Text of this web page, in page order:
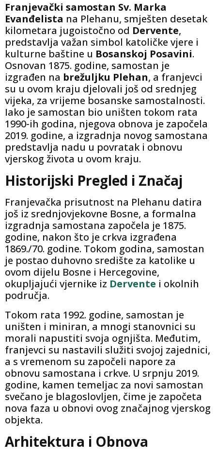
Franjevački samostan Sv. Marka
Evanđelista na Plehanu, smješten desetak
kilometara jugoistočno od Dervente,
predstavlja važan simbol katoličke vjere i
kulturne baštine u Bosanskoj Posavini.
Osnovan 1875. godine, samostan je
izgrađen na brežuljku Plehan, a franjevci
su u ovom kraju djelovali još od srednjeg
vijeka, za vrijeme bosanske samostalnosti.
Iako je samostan bio uništen tokom rata
1990-ih godina, njegova obnova je započela
2019. godine, a izgradnja novog samostana
predstavlja nadu u povratak i obnovu
vjerskog života u ovom kraju.
Historijski Pregled i Značaj
Franjevačka prisutnost na Plehanu datira
još iz srednjovjekovne Bosne, a formalna
izgradnja samostana započela je 1875.
godine, nakon što je crkva izgrađena
1869./70. godine. Tokom godina, samostan
je postao duhovno središte za katolike u
ovom dijelu Bosne i Hercegovine,
okupljajući vjernike iz Dervente i okolnih
područja.
Tokom rata 1992. godine, samostan je
uništen i miniran, a mnogi stanovnici su
morali napustiti svoja ognjišta. Međutim,
franjevci su nastavili služiti svojoj zajednici,
a s vremenom su započeli napore za
obnovu samostana i crkve. U srpnju 2019.
godine, kamen temeljac za novi samostan
svečano je blagoslovljen, čime je započeta
nova faza u obnovi ovog značajnog vjerskog
objekta.
Arhitektura i Obnova